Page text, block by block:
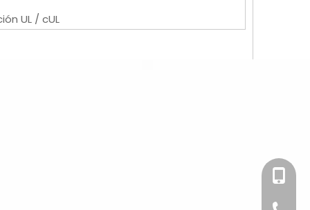
UL / cUL
+86-